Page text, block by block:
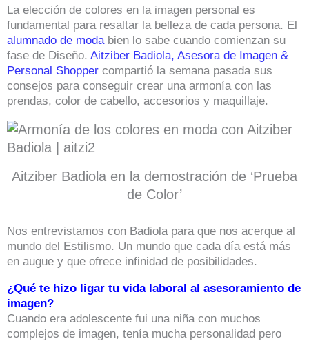
La elección de colores en la imagen personal es
fundamental para resaltar la belleza de cada persona. El
alumnado de moda bien lo sabe cuando comienzan su
fase de Diseño. Aitziber Badiola, Asesora de Imagen &
Personal Shopper compartió la semana pasada sus
consejos para conseguir crear una armonía con las
prendas, color de cabello, accesorios y maquillaje.
Aitziber Badiola en la demostración de ‘Prueba
de Color’
Nos entrevistamos con Badiola para que nos acerque al
mundo del Estilismo. Un mundo que cada día está más
en augue y que ofrece infinidad de posibilidades.
¿Qué te hizo ligar tu vida laboral al asesoramiento de
imagen?
Cuando era adolescente fui una niña con muchos
complejos de imagen, tenía mucha personalidad pero